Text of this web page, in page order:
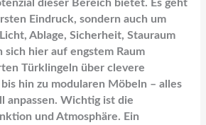
dieser Bereich bietet. Es geht
Eindruck, sondern auch um
Ablage, Sicherheit, Stauraum
sich hier auf engstem Raum
Türklingeln über clevere
hin zu modularen Möbeln – alles
anpassen. Wichtig ist die
und Atmosphäre. Ein